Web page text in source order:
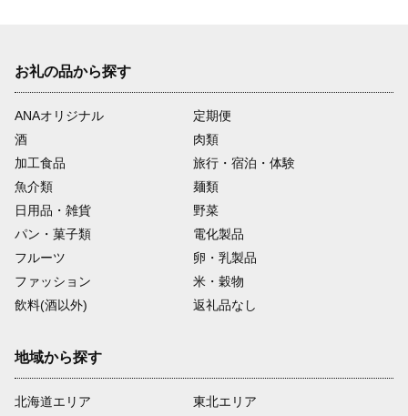
お礼の品から探す
ANAオリジナル
定期便
酒
肉類
加工食品
旅行・宿泊・体験
魚介類
麺類
日用品・雑貨
野菜
パン・菓子類
電化製品
フルーツ
卵・乳製品
ファッション
米・穀物
飲料(酒以外)
返礼品なし
地域から探す
北海道エリア
東北エリア